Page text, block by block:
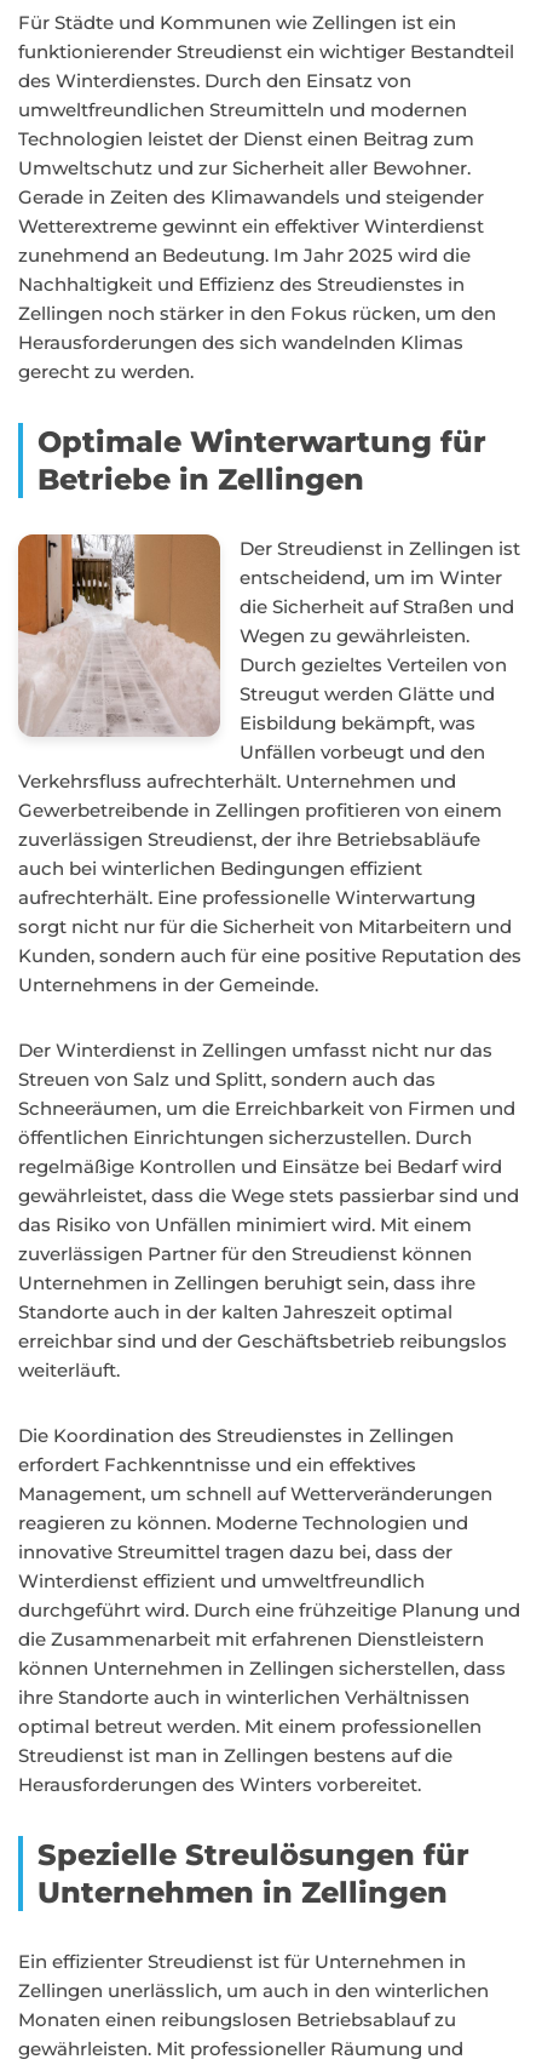
Für Städte und Kommunen wie Zellingen ist ein
funktionierender Streudienst ein wichtiger Bestandteil
des Winterdienstes. Durch den Einsatz von
umweltfreundlichen Streumitteln und modernen
Technologien leistet der Dienst einen Beitrag zum
Umweltschutz und zur Sicherheit aller Bewohner.
Gerade in Zeiten des Klimawandels und steigender
Wetterextreme gewinnt ein effektiver Winterdienst
zunehmend an Bedeutung. Im Jahr 2025 wird die
Nachhaltigkeit und Effizienz des Streudienstes in
Zellingen noch stärker in den Fokus rücken, um den
Herausforderungen des sich wandelnden Klimas
gerecht zu werden.
Optimale Winterwartung für
Betriebe in Zellingen
Der Streudienst in Zellingen ist
entscheidend, um im Winter
die Sicherheit auf Straßen und
Wegen zu gewährleisten.
Durch gezieltes Verteilen von
Streugut werden Glätte und
Eisbildung bekämpft, was
Unfällen vorbeugt und den
Verkehrsfluss aufrechterhält. Unternehmen und
Gewerbetreibende in Zellingen profitieren von einem
zuverlässigen Streudienst, der ihre Betriebsabläufe
auch bei winterlichen Bedingungen effizient
aufrechterhält. Eine professionelle Winterwartung
sorgt nicht nur für die Sicherheit von Mitarbeitern und
Kunden, sondern auch für eine positive Reputation des
Unternehmens in der Gemeinde.
Der Winterdienst in Zellingen umfasst nicht nur das
Streuen von Salz und Splitt, sondern auch das
Schneeräumen, um die Erreichbarkeit von Firmen und
öffentlichen Einrichtungen sicherzustellen. Durch
regelmäßige Kontrollen und Einsätze bei Bedarf wird
gewährleistet, dass die Wege stets passierbar sind und
das Risiko von Unfällen minimiert wird. Mit einem
zuverlässigen Partner für den Streudienst können
Unternehmen in Zellingen beruhigt sein, dass ihre
Standorte auch in der kalten Jahreszeit optimal
erreichbar sind und der Geschäftsbetrieb reibungslos
weiterläuft.
Die Koordination des Streudienstes in Zellingen
erfordert Fachkenntnisse und ein effektives
Management, um schnell auf Wetterveränderungen
reagieren zu können. Moderne Technologien und
innovative Streumittel tragen dazu bei, dass der
Winterdienst effizient und umweltfreundlich
durchgeführt wird. Durch eine frühzeitige Planung und
die Zusammenarbeit mit erfahrenen Dienstleistern
können Unternehmen in Zellingen sicherstellen, dass
ihre Standorte auch in winterlichen Verhältnissen
optimal betreut werden. Mit einem professionellen
Streudienst ist man in Zellingen bestens auf die
Herausforderungen des Winters vorbereitet.
Spezielle Streulösungen für
Unternehmen in Zellingen
Ein effizienter Streudienst ist für Unternehmen in
Zellingen unerlässlich, um auch in den winterlichen
Monaten einen reibungslosen Betriebsablauf zu
gewährleisten. Mit professioneller Räumung und